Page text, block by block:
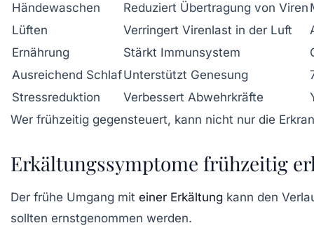
Händewaschen
Reduziert Übertragung von Viren
Lüften
Verringert Virenlast in der Luft
Ernährung
Stärkt Immunsystem
Ausreichend SchlafUnterstützt Genesung
Stressreduktion
Verbessert Abwehrkräfte
Wer frühzeitig gegensteuert, kann nicht nur die
Erkältungssymptome frühzeitig
Der frühe Umgang mit einer Erkältung kann den
sollten ernstgenommen werden.